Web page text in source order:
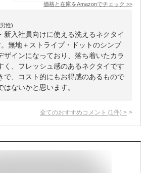
価格と在庫をAmazonでチェック >>
性)
新入社員向けに使える洗えるネクタイ
。無地＋ストライプ・ドットのシンプ
ザインになっており、落ち着いたカラ
く、フレッシュ感のあるネクタイです
で、コスト的にもお得感のあるもので
ないかと思います。
全てのおすすめコメント (1 件) >